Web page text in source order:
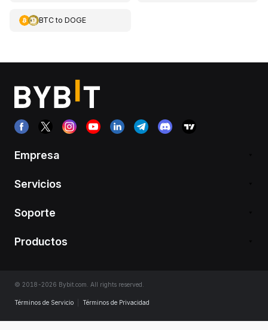
BTCto DOGE
Empresa
Servicios
Soporte
Productos
© 2018-2026 Bybit.com. All rights reserved.
Términos de Servicio Términos de Privacidad